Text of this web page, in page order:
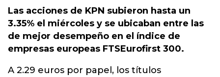
Las acciones de KPN subieron hasta un
3.35% el miércoles y se ubicaban entre las
de mejor desempeño en el índice de
empresas europeas FTSEurofirst 300.
A 2.29 euros por papel, los títulos